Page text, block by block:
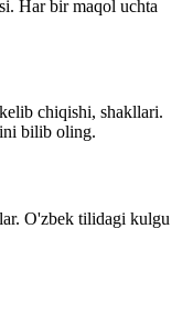
Har bir maqol uchta
chiqishi, shakllari.
bilib oling.
O'zbek tilidagi kulgu